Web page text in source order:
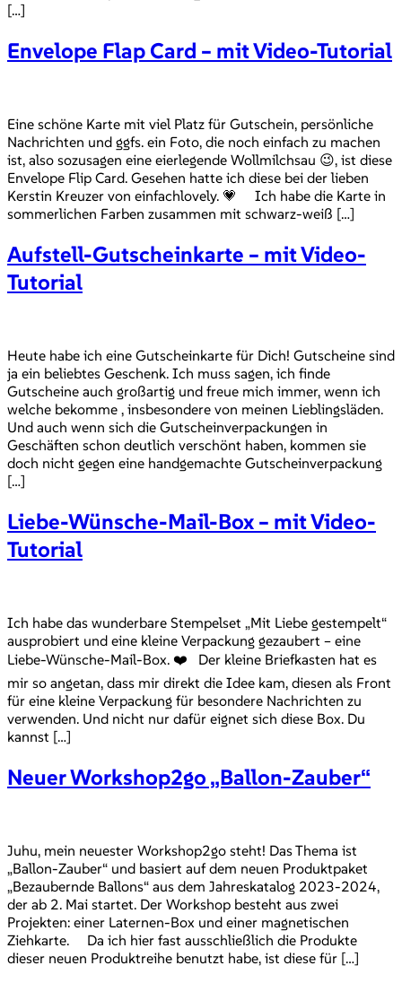
[…]
Envelope Flap Card – mit Video-Tutorial
Eine schöne Karte mit viel Platz für Gutschein, persönliche
Nachrichten und ggfs. ein Foto, die noch einfach zu machen
ist, also sozusagen eine eierlegende Wollmilchsau 😉, ist diese
Envelope Flip Card. Gesehen hatte ich diese bei der lieben
Kerstin Kreuzer von einfachlovely. 💗 Ich habe die Karte in
sommerlichen Farben zusammen mit schwarz-weiß […]
Aufstell-Gutscheinkarte – mit Video-
Tutorial
Heute habe ich eine Gutscheinkarte für Dich! Gutscheine sind
ja ein beliebtes Geschenk. Ich muss sagen, ich finde
Gutscheine auch großartig und freue mich immer, wenn ich
welche bekomme , insbesondere von meinen Lieblingsläden.
Und auch wenn sich die Gutscheinverpackungen in
Geschäften schon deutlich verschönt haben, kommen sie
doch nicht gegen eine handgemachte Gutscheinverpackung
[…]
Liebe-Wünsche-Mail-Box – mit Video-
Tutorial
Ich habe das wunderbare Stempelset „Mit Liebe gestempelt“
ausprobiert und eine kleine Verpackung gezaubert – eine
Liebe-Wünsche-Mail-Box. ❤️ Der kleine Briefkasten hat es
mir so angetan, dass mir direkt die Idee kam, diesen als Front
für eine kleine Verpackung für besondere Nachrichten zu
verwenden. Und nicht nur dafür eignet sich diese Box. Du
kannst […]
Neuer Workshop2go „Ballon-Zauber“
Juhu, mein neuester Workshop2go steht! Das Thema ist
„Ballon-Zauber“ und basiert auf dem neuen Produktpaket
„Bezaubernde Ballons“ aus dem Jahreskatalog 2023-2024,
der ab 2. Mai startet. Der Workshop besteht aus zwei
Projekten: einer Laternen-Box und einer magnetischen
Ziehkarte. Da ich hier fast ausschließlich die Produkte
dieser neuen Produktreihe benutzt habe, ist diese für […]